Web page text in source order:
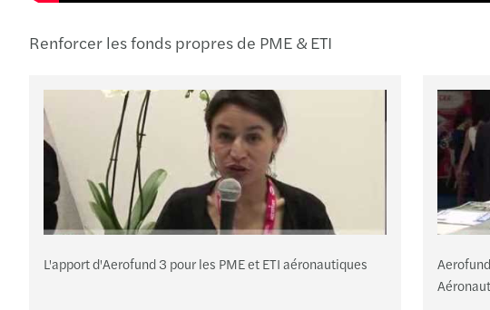
Renforcer les fonds propres de PME & ETI
L'apport d'Aerofund 3 pour les PME et ETI aéronautiques